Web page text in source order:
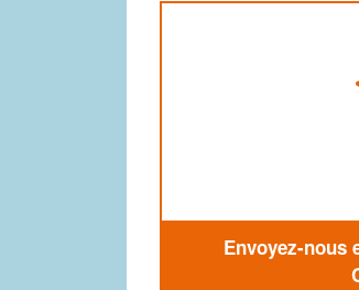
Envoyez-nous